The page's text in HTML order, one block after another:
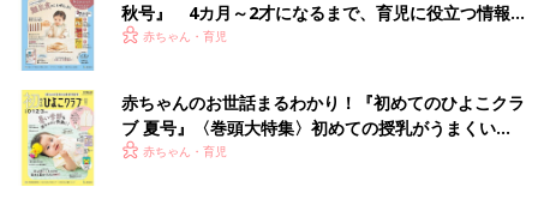
秋号』 4カ月～2才になるまで、育児に役立つ情報が
いっぱい！
赤ちゃん・育児
赤ちゃんのお世話まるわかり！『初めてのひよこクラ
ブ 夏号』〈巻頭大特集〉初めての授乳がうまくい
く！ おっぱい・ミルクの基本と夏のトラブル 解決テ
赤ちゃん・育児